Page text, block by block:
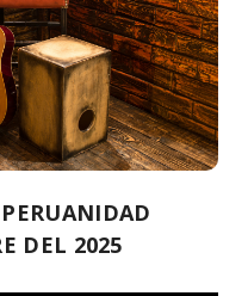
DEL 2025